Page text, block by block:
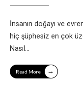
İnsanın doğayı ve
hiç şüphesiz en çok
Nasıl ...
Read More →